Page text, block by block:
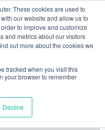
These cookies are used to
our website and allow us to
to improve and customize
and metrics about our visitors
out more about the cookies we
tracked when you visit this
your browser to remember
Decline
12:45:53
WhatsappMastodon